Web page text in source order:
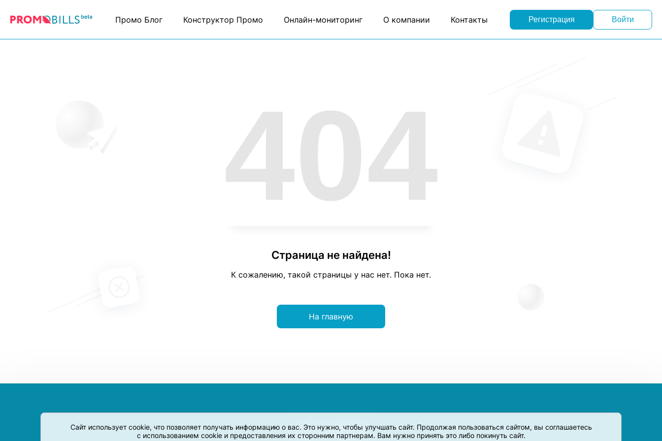
Сайт использует cookie, что позволяет получать информацию о вас. Это нужно, чтобы улучшать сайт. Продолжая пользоваться сайтом, вы соглашаетесь
с использованием cookie и предоставления их сторонним партнерам. Вам нужно принять это либо покинуть сайт.
Промо Блог Конструктор Промо Онлайн-мониторинг О компании Контакты Регистрация Войти
404
Страница не найдена!
К сожалению, такой страницы у нас нет. Пока нет.
На главную